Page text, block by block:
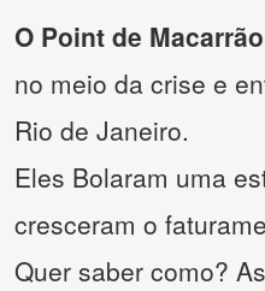
O Point de Macarrão
no meio da crise e
Rio de Janeiro.
Eles Bolaram uma
cresceram o
Quer saber como?